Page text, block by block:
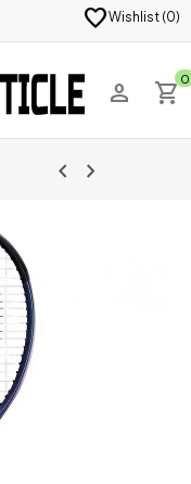
favoriteWishlist (0)
person shopping_cart0
chevron_left chevron_right